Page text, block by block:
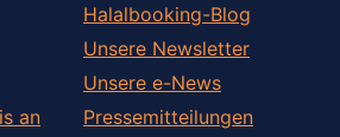
an
Halalbooking-Blog
Unsere Newsletter
Unsere e-News
Pressemitteilungen